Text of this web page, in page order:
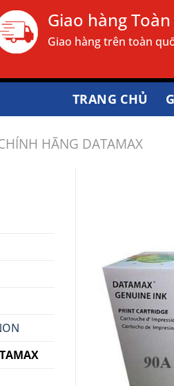
Giao hàng
Giao hàng trên toàn
TRANG CHỦ
HÃNG DATAMAX